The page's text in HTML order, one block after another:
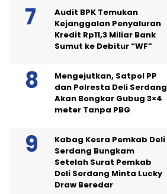
Audit BPK Temukan
Kejanggalan Penyaluran
Kredit Rp11,3 Miliar Bank
Sumut ke Debitur “WF”
Mengejutkan, Satpol PP
dan Polresta Deli Serdang
Akan Bongkar Gubug 3×4
meter Tanpa PBG
Kabag Kesra Pemkab Deli
Serdang Bungkam
Setelah Surat Pemkab
Deli Serdang Minta Lucky
Draw Beredar